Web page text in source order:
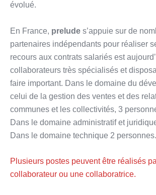
évolué.
En France, prelude s’appuie sur de
partenaires indépendants pour réaliser
recours aux contrats salariés est
collaborateurs très spécialisés et
faire important. Dans le domaine du
celui de la gestion des ventes et des
communes et les collectivités, 3
Dans le domaine administratif et
Dans le domaine technique 2 personnes.
Plusieurs postes peuvent être réalisés
collaborateur ou une collaboratrice.